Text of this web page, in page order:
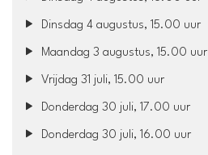
Dinsdag 4 augustus, 15.00 uur
Maandag 3 augustus, 15.00 uur
Vrijdag 31 juli, 15.00 uur
Donderdag 30 juli, 17.00 uur
Donderdag 30 juli, 16.00 uur